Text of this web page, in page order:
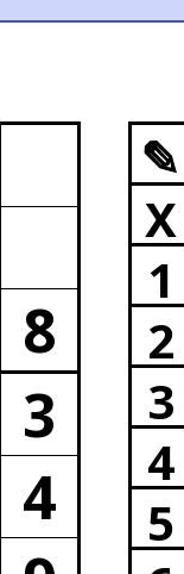
8
3
4
✎
X
1
2
3
4
5